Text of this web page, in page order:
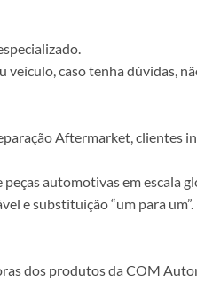
caso tenha dúvidas,
Aftermarket, clientes
automotivas em escala
e substituição “um para um”.
dos produtos da COM